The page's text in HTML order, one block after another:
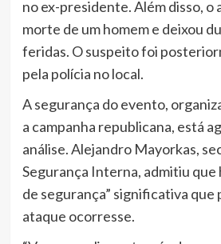
no ex-presidente. Além disso, o
morte de um homem e deixou
feridas. O suspeito foi
pela polícia no local.
A segurança do evento,
a campanha republicana, está
análise. Alejandro Mayorkas,
Segurança Interna, admitiu que
de segurança” significativa que
ataque ocorresse.